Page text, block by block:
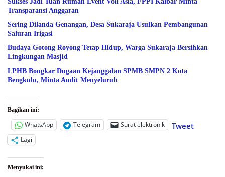
Transparansi Anggaran
Sering Dilanda Genangan, Desa Sukaraja Usulkan Pembangunan
Saluran Irigasi
Budaya Gotong Royong Tetap Hidup, Warga Sukaraja Bersihkan
Lingkungan Masjid
LPHB Bongkar Dugaan Kejanggalan SPMB SMPN 2 Kota
Bengkulu, Minta Audit Menyeluruh
Bagikan ini:
WhatsApp Telegram Surat elektronik Tweet
Lagi
Menyukai ini: